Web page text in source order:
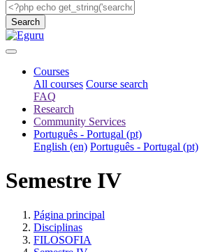
Courses
All courses Course search
FAQ
Research
Community Services
Português - Portugal ‎(pt)‎
English ‎(en)‎ Português - Portugal ‎(pt)‎
Semestre IV
Página principal
Disciplinas
FILOSOFIA